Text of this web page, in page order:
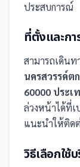
ประสบการณ์
ที่ตั้งและก
สามารถเดินท
นครสวรรค์ต
60000 ประเ
ล่วงหน้าได้ที่เ
แนะนำให้ติด
วิธีเลือกใช้